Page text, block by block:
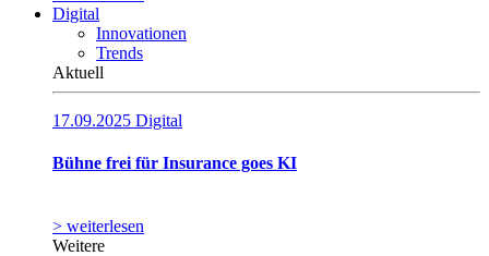
Digital
Innovationen
Trends
Aktuell
17.09.2025 Digital
Bühne frei für Insurance goes KI
> weiterlesen
Weitere